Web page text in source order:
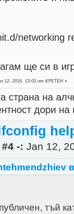
networking
ще си в
12, 2016, 13:03 от KPETEH »
страна на
дори
-: Jan 12,
тъй